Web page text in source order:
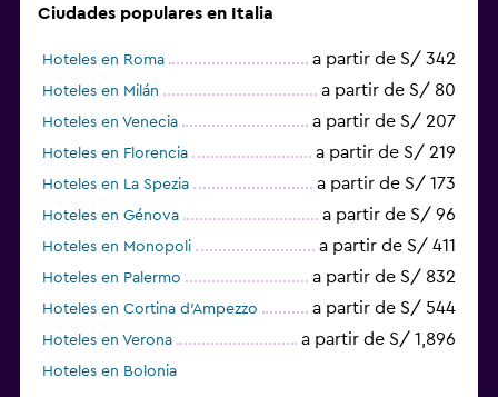
Ciudades populares en Italia
Hoteles en Roma a partir de S/ 342
Hoteles en Milán a partir de S/ 80
Hoteles en Venecia a partir de S/ 207
Hoteles en Florencia a partir de S/ 219
Hoteles en La Spezia a partir de S/ 173
Hoteles en Génova a partir de S/ 96
Hoteles en Monopoli a partir de S/ 411
Hoteles en Palermo a partir de S/ 832
Hoteles en Cortina d'Ampezzo a partir de S/ 544
Hoteles en Verona a partir de S/ 1,896
Hoteles en Bolonia